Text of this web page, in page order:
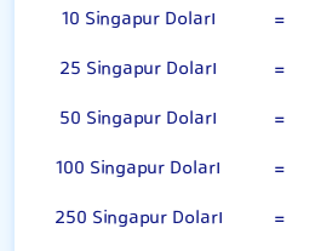
10 Singapur Doları =
25 Singapur Doları
=
50 Singapur Doları
=
100 Singapur Doları
=
250 Singapur Doları
=